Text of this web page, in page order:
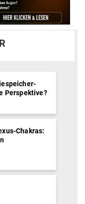
Perspektive?
Chakras: